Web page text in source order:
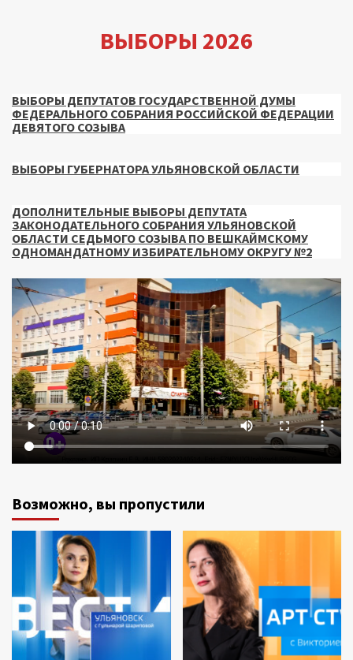
ВЫБОРЫ 2026
ВЫБОРЫ ДЕПУТАТОВ ГОСУДАРСТВЕННОЙ ДУМЫ
ФЕДЕРАЛЬНОГО СОБРАНИЯ РОССИЙСКОЙ ФЕДЕРАЦИИ
ДЕВЯТОГО СОЗЫВА
ВЫБОРЫ ГУБЕРНАТОРА УЛЬЯНОВСКОЙ ОБЛАСТИ
ДОПОЛНИТЕЛЬНЫЕ ВЫБОРЫ ДЕПУТАТА
ЗАКОНОДАТЕЛЬНОГО СОБРАНИЯ УЛЬЯНОВСКОЙ
ОБЛАСТИ СЕДЬМОГО СОЗЫВА ПО ВЕШКАЙМСКОМУ
ОДНОМАНДАТНОМУ ИЗБИРАТЕЛЬНОМУ ОКРУГУ №2
Возможно, вы пропустили